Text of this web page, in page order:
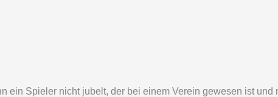
ein Spieler nicht jubelt, der bei einem Verein gewesen ist und